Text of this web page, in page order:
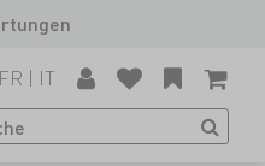
FR | IT